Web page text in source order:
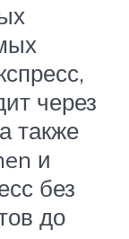
через
также
и
без
до